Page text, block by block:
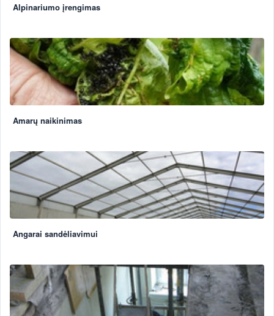
Alpinariumo įrengimas
Amarų naikinimas
Angarai sandėliavimui